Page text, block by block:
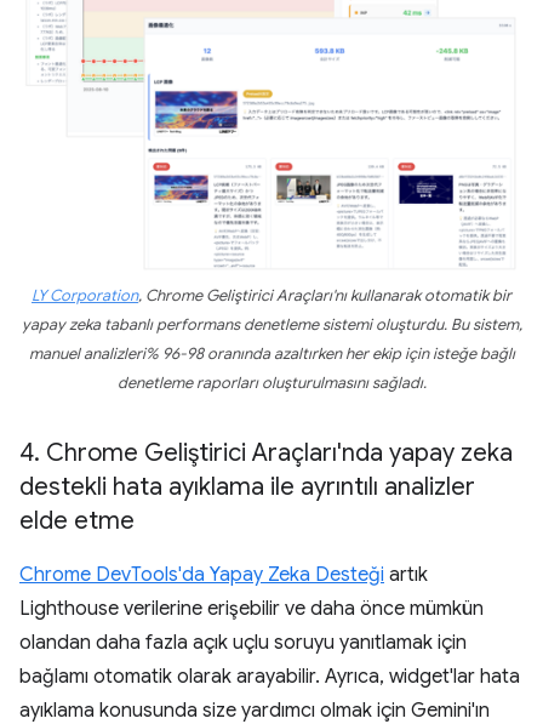
LY Corporation, Chrome Geliştirici Araçları'nı kullanarak otomatik bir
yapay zeka tabanlı performans denetleme sistemi oluşturdu. Bu sistem,
manuel analizleri% 96-98 oranında azaltırken her ekip için isteğe bağlı
denetleme raporları oluşturulmasını sağladı.
4. Chrome Geliştirici Araçları'nda yapay zeka
destekli hata ayıklama ile ayrıntılı analizler
elde etme
Chrome DevTools'da Yapay Zeka Desteği artık
Lighthouse verilerine erişebilir ve daha önce mümkün
olandan daha fazla açık uçlu soruyu yanıtlamak için
bağlamı otomatik olarak arayabilir. Ayrıca, widget'lar hata
ayıklama konusunda size yardımcı olmak için Gemini'ın